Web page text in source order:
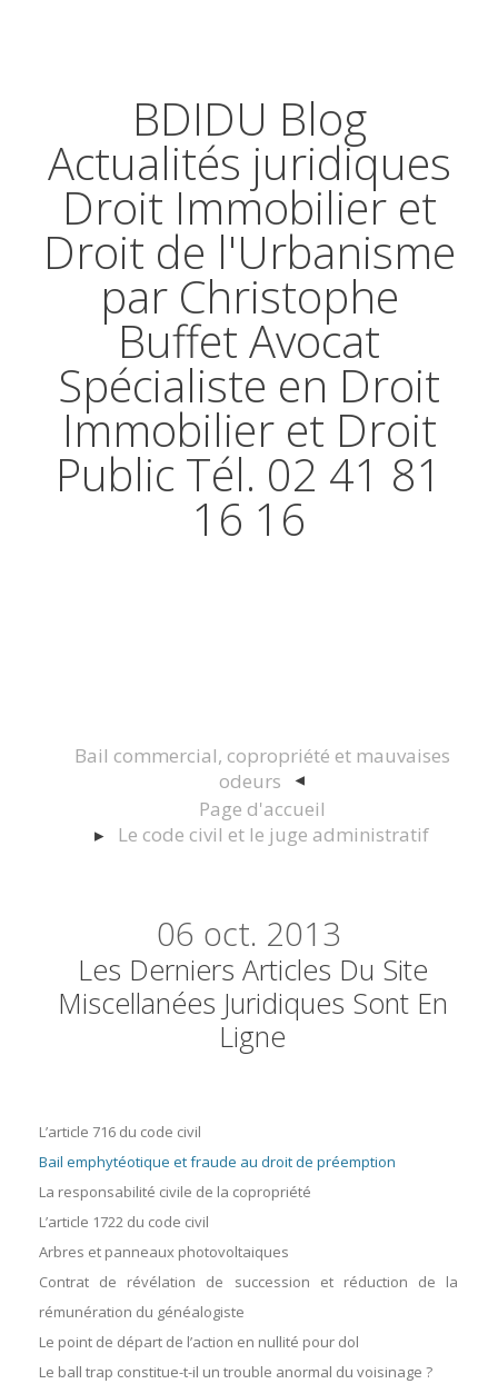
BDIDU Blog
Actualités juridiques
Droit Immobilier et
Droit de l'Urbanisme
par Christophe
Buffet Avocat
Spécialiste en Droit
Immobilier et Droit
Public Tél. 02 41 81
16 16
Bail commercial, copropriété et mauvaises
odeurs
Page d'accueil
Le code civil et le juge administratif
06 oct. 2013
Les Derniers Articles Du Site
Miscellanées Juridiques Sont En
Ligne
L’article 716 du code civil
Bail emphytéotique et fraude au droit de préemption
La responsabilité civile de la copropriété
L’article 1722 du code civil
Arbres et panneaux photovoltaiques
Contrat de révélation de succession et réduction de la
rémunération du généalogiste
Le point de départ de l’action en nullité pour dol
Le ball trap constitue-t-il un trouble anormal du voisinage ?